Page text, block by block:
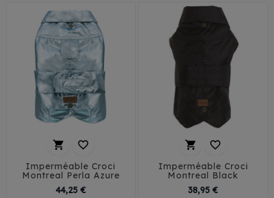
 
Imperméable Croci
Montreal Perla Azure
44,25 €Prix
 
Imperméable Croci
Montreal Black
38,95 €